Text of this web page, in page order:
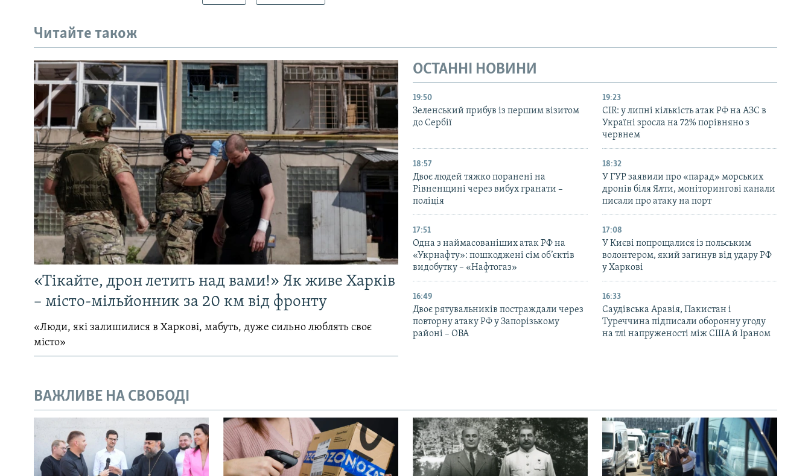
Читайте також
«Тікайте, дрон летить над вами!» Як живе Харків
– місто-мільйонник за 20 км від фронту
«Люди, які залишилися в Харкові, мабуть, дуже сильно люблять своє
місто»
ОСТАННІ НОВИНИ
19:50
Зеленський прибув із першим візитом
до Сербії
19:23
CIR: у липні кількість атак РФ на АЗС в
Україні зросла на 72% порівняно з
червнем
18:57
Двоє людей тяжко поранені на
Рівненщині через вибух гранати –
поліція
18:32
У ГУР заявили про «парад» морських
дронів біля Ялти, моніторингові канали
писали про атаку на порт
17:51
Одна з наймасованіших атак РФ на
«Укрнафту»: пошкоджені сім об’єктів
видобутку – «Нафтогаз»
17:08
У Києві попрощалися із польським
волонтером, який загинув від удару РФ
у Харкові
16:49
Двоє рятувальників постраждали через
повторну атаку РФ у Запорізькому
районі – ОВА
16:33
Саудівська Аравія, Пакистан і
Туреччина підписали оборонну угоду
на тлі напруженості між США й Іраном
ВАЖЛИВЕ НА СВОБОДІ